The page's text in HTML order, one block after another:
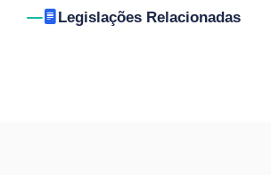
Legislações Relacionadas